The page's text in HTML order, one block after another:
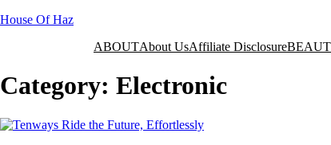
House Of Haz
ABOUTAbout UsAffiliate Disclosure
Category: Electronic